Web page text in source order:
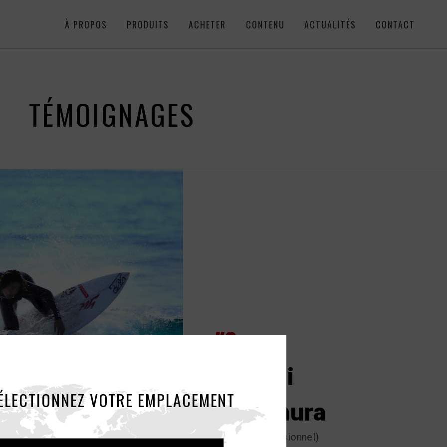
À PROPOS PRODUITS ACHETER CONTENU ACTUALITÉS CONTACT
TÉMOIGNAGES
#8
Takumi
Nakamura
(Surfeur professionnel)
VOTRE EMPLACEMENT